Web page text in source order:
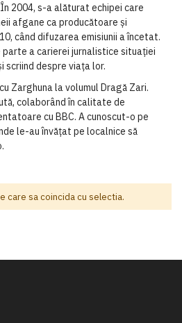
2004, s-a alăturat echipei care
afgane ca producătoare și
când difuzarea emisiunii a încetat.
a carierei jurnalistice situației
scriind despre viața lor.
Zarghuna la volumul Dragă Zari.
colaborând în calitate de
cu BBC. A cunoscut-o pe
le-au învățat pe localnice să
care sa coincida cu selectia.